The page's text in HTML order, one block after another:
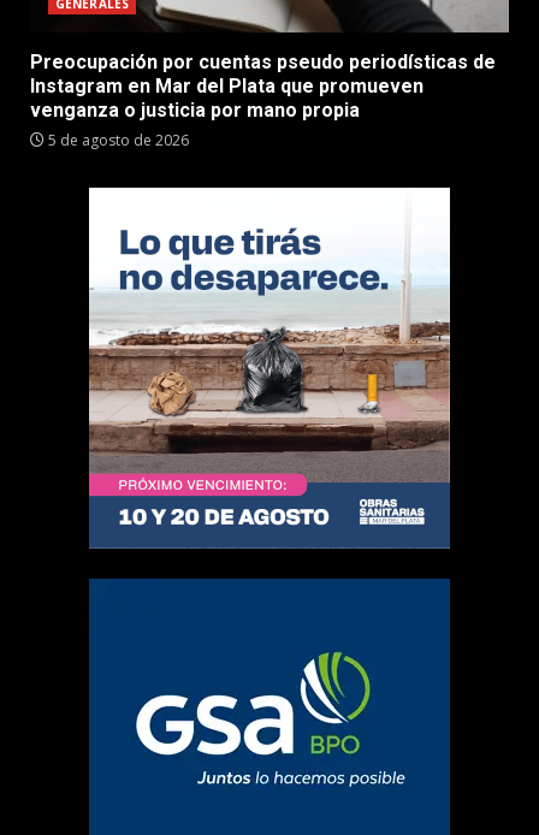
Preocupación por cuentas pseudo periodísticas de
Instagram en Mar del Plata que promueven
venganza o justicia por mano propia
5 de agosto de 2026